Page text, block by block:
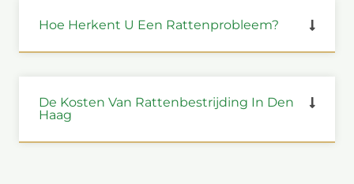
Hoe Herkent U Een Rattenprobleem?
De Kosten Van Rattenbestrijding In Den
Haag